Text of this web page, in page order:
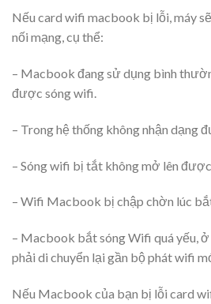
Nếu card wifi macbook bị lỗi, máy
nối mạng, cụ thể:
– Macbook đang sử dụng bình
được sóng wifi.
– Trong hệ thống không nhận dạng
– Sóng wifi bị tắt không mở lên được.
– Wifi Macbook bị chập chờn lúc
– Macbook bắt sóng Wifi quá yếu,
phải di chuyển lại gần bộ phát wifi
Nếu Macbook của bạn bị lỗi card